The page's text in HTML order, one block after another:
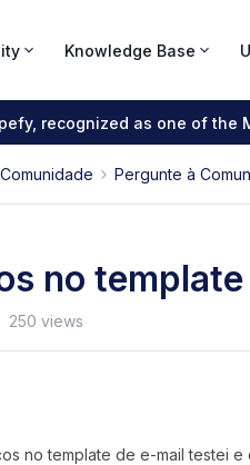
Knowledge Base
recognized as one of the
Pergunte à
no
250 views
no template de e-mail testei e